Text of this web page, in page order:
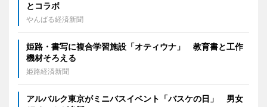
とコラボ
やんばる経済新聞
姫路・書写に複合学習施設「オティウナ」 教育書と工作
機材そろえる
姫路経済新聞
アルバルク東京がミニバスイベント「バスケの日」 男女